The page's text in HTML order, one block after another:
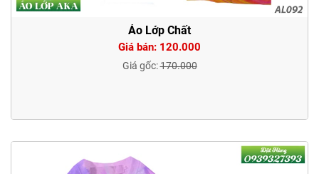
Áo Lớp Chất
Giá bán: 120.000
Giá gốc:170.000